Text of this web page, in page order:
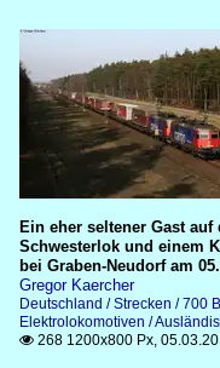
Ein eher seltener Gast auf
Schwesterlok und einem
bei Graben-Neudorf am
Gregor Kaercher
Deutschland / Strecken / 700
Elektrolokomotiven /
 268 1200x800 Px,